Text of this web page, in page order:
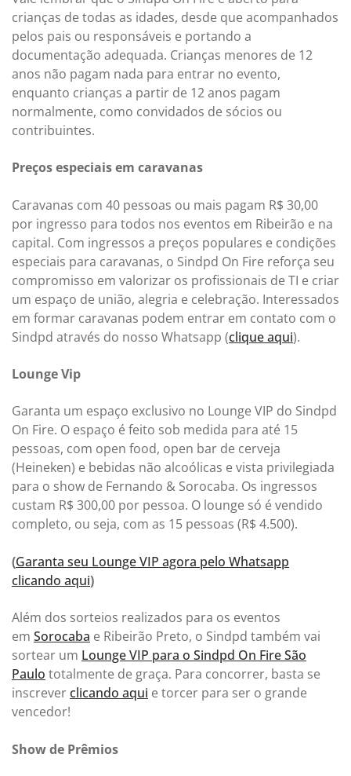
crianças de todas as idades, desde que acompanhados
pelos pais ou responsáveis e portando a
documentação adequada. Crianças menores de 12
anos não pagam nada para entrar no evento,
enquanto crianças a partir de 12 anos pagam
normalmente, como convidados de sócios ou
contribuintes.
Preços especiais em caravanas
Caravanas com 40 pessoas ou mais pagam R$ 30,00
por ingresso para todos nos eventos em Ribeirão e na
capital. Com ingressos a preços populares e condições
especiais para caravanas, o Sindpd On Fire reforça seu
compromisso em valorizar os profissionais de TI e criar
um espaço de união, alegria e celebração. Interessados
em formar caravanas podem entrar em contato com o
Sindpd através do nosso Whatsapp (clique aqui).
Lounge Vip
Garanta um espaço exclusivo no Lounge VIP do Sindpd
On Fire. O espaço é feito sob medida para até 15
pessoas, com open food, open bar de cerveja
(Heineken) e bebidas não alcoólicas e vista privilegiada
para o show de Fernando & Sorocaba. Os ingressos
custam R$ 300,00 por pessoa. O lounge só é vendido
completo, ou seja, com as 15 pessoas (R$ 4.500).
(Garanta seu Lounge VIP agora pelo Whatsapp
clicando aqui)
Além dos sorteios realizados para os eventos
em Sorocaba e Ribeirão Preto, o Sindpd também vai
sortear um Lounge VIP para o Sindpd On Fire São
Paulo totalmente de graça. Para concorrer, basta se
inscreverclicando aqui e torcer para ser o grande
vencedor!
Show de Prêmios